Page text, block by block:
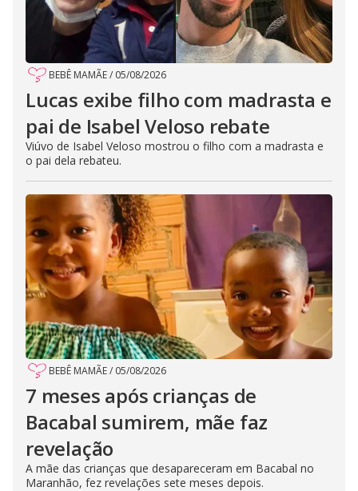
BEBÊ MAMÃE/ 05/08/2026
Lucas exibe filho com madrasta e
pai de Isabel Veloso rebate
Viúvo de Isabel Veloso mostrou o filho com a madrasta e
o pai dela rebateu.
BEBÊ MAMÃE/ 05/08/2026
7 meses após crianças de
Bacabal sumirem, mãe faz
revelação
A mãe das crianças que desapareceram em Bacabal no
Maranhão, fez revelações sete meses depois.